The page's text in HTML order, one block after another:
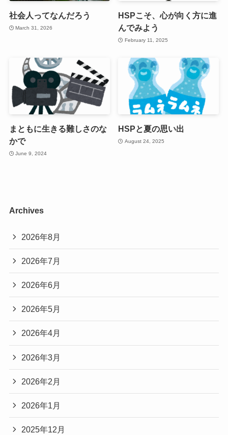
社会人ってなんだろう
March 31, 2026
HSPこそ、心が向く方に進
んでみよう
February 11, 2025
まともに生きる難しさのな
かで
June 9, 2024
HSPと夏の思い出
August 24, 2025
Archives
2026年8月
2026年7月
2026年6月
2026年5月
2026年4月
2026年3月
2026年2月
2026年1月
2025年12月